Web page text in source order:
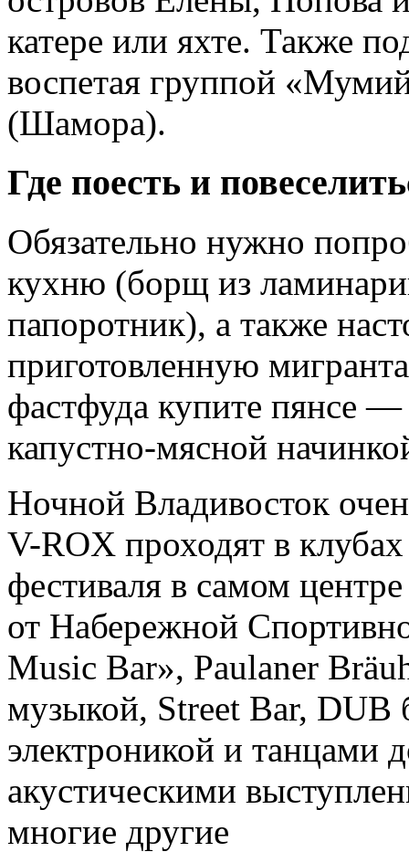
катере или яхте. Также
воспетая группой
(Шамора).
Где поесть и
Обязательно нужно
кухню (борщ из
папоротник), а также
приготовленную
фастфуда купите пянсе
капустно-мясной
Ночной Владивосток
V-ROX проходят в
фестиваля в самом
от Набережной
Music Bar», Paulaner
музыкой, Street Bar,
электроникой и танцами
акустическими
многие другие